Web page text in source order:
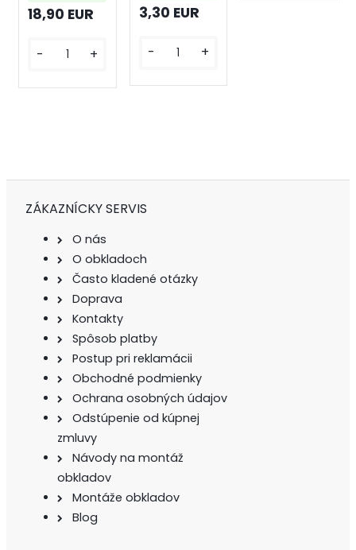
18,90 EUR
- +
3,30 EUR
- +
ZÁKAZNÍCKY SERVIS
O nás
O obkladoch
Často kladené otázky
Doprava
Kontakty
Spôsob platby
Postup pri reklamácii
Obchodné podmienky
Ochrana osobných údajov
Odstúpenie od kúpnej
zmluvy
Návody na montáž
obkladov
Montáže obkladov
Blog